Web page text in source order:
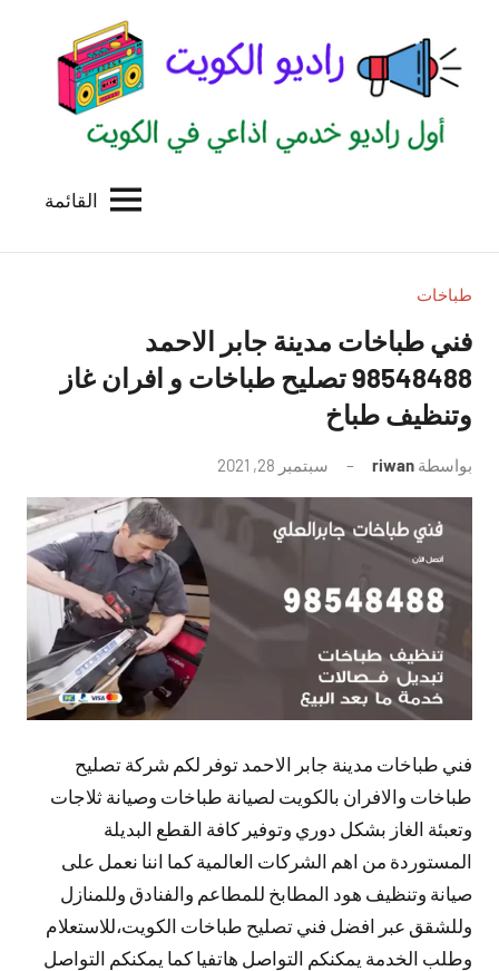
المحتوى
الكويت
للاعلانات
بالكويت
القائمة
طباخات
فني طباخات مدينة جابر الاحمد
98548488 تصليح طباخات و افران غاز
وتنظيف طباخ
بواسطة riwan سبتمبر 28, 2021
توجد
تعليقات
فني طباخات مدينة جابر الاحمد توفر لكم شركة تصليح
طباخات والافران بالكويت لصيانة طباخات وصيانة ثلاجات
وتعبئة الغاز بشكل دوري وتوفير كافة القطع البديلة
المستوردة من اهم الشركات العالمية كما اننا نعمل على
صيانة وتنظيف هود المطابخ للمطاعم والفنادق وللمنازل
وللشقق عبر افضل فني تصليح طباخات الكويت،للاستعلام
وطلب الخدمة يمكنكم التواصل هاتفيا كما يمكنكم التواصل